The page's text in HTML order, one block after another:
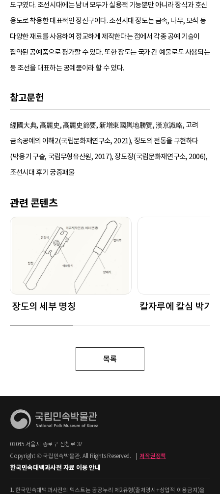
도구였다. 조선시대에는 남녀 모두가 실용적 기능뿐만 아니라 장식과 호신
용도로 착용한 대표적인 장신구이다. 조선시대 장도는 금속, 나무, 보석 등
다양한 재료를 사용하여 정교하게 제작한다는 점에서 각종 공예 기술이
집약된 공예품으로 평가할 수 있다. 또한 장도는 국가 간 예물로도 사용되는
등 조선을 대표하는 공예품이라 할 수 있다.
참고문헌
經國大典, 高麗史, 高麗史節要, 新增東國輿地勝覽, 漢京識略, 고려
금속공예의 이해2(국립문화재연구소, 2021), 장도의 전통을 구현하다
(박용기 구술, 국립무형유산원, 2017), 장도장(국립문화재연구소, 2006),
조선시대 후기 궁중패물
관련 콘텐츠
장도의 세부 명칭 칼자루에 칼심 박기
목록
03045 서울시 종로구 삼청로 37
Copyright © 국립민속박물관. All Rights Reserved.
저작권정책
한국민속대백과사전 자료 이용 안내
1. 한국민속대백과사전의 텍스트는 공공누리 제2유형(출처명시+상업적 이용금지)을